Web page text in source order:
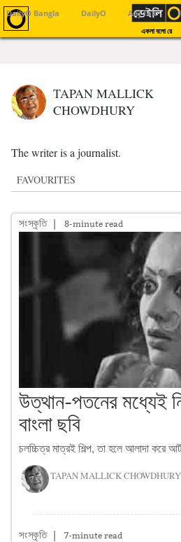
DailyO Bangla DailyO Aaj Tak
একলা বলো রে
TAPAN MALLICK
CHOWDHURY
The writer is a journalist.
FAVOURITES
সংস্কৃতি|8-minute read
উত্থান-পতনের মধ্যেই
বাংলা ছবি
চলচ্চিত্র মাত্রই শিল্প, তা হলে আলাদা করে
TAPAN MALLICK CHOWDHURY
সংস্কৃতি|7-minute read